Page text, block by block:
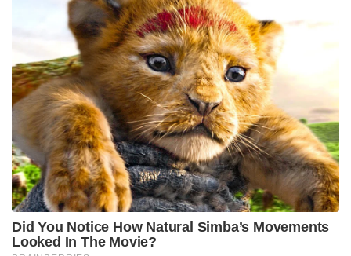
വേദിയിൽ പറയാൻ കഴിയാത്തതിൽ തനിക്ക്
സങ്കടമുണ്ടെന്നും മുഖ്യമന്ത്രി വൈകാരികമായി
കൂട്ടിച്ചേർത്തു.
Tags: vd satheeshan